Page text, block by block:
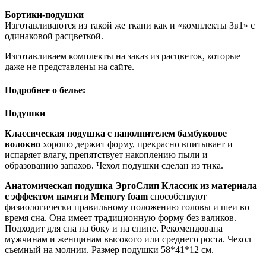
Бортики-подушки
Изготавливаются из такой же ткани как и «комплекты 3в1» с
одинаковой расцветкой.
Изготавливаем комплекты на заказ из расцветок, которые
даже не представлены на сайте.
Подробнее о белье:
Подушки
Классическая подушка с наполнителем бамбуковое
волокно хорошо держит форму, прекрасно впитывает и
испаряет влагу, препятствует накоплению пыли и
образованию запахов. Чехол подушки сделан из тика.
Анатомическая подушка ЭргоСлип Классик из материала
с эффектом памяти Memory foam способствуют
физиологически правильному положению головы и шеи во
время сна. Она имеет традиционную форму без валиков.
Подходит для сна на боку и на спине. Рекомендована
мужчинам и женщинам высокого или среднего роста. Чехол
съемный на молнии. Размер подушки 58*41*12 см.